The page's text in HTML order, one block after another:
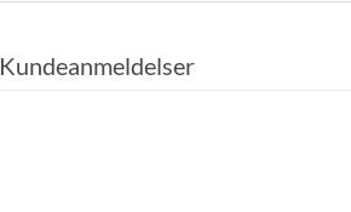
Kundeanmeldelser